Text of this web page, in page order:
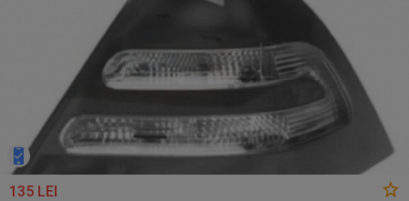
135 LEI